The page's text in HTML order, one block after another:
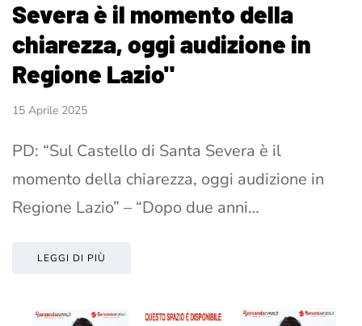
Severa è il momento della
chiarezza, oggi audizione in
Regione Lazio"
15 Aprile 2025
PD: “Sul Castello di Santa Severa è il
momento della chiarezza, oggi audizione in
Regione Lazio” – “Dopo due anni…
LEGGI DI PIÙ